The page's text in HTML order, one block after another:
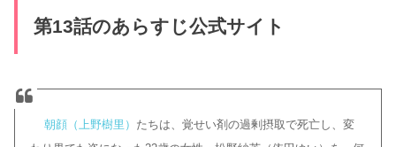
第13話のあらすじ公式サイト
朝顔（上野樹里） たちは、覚せい剤の過剰摂取で死亡し、変